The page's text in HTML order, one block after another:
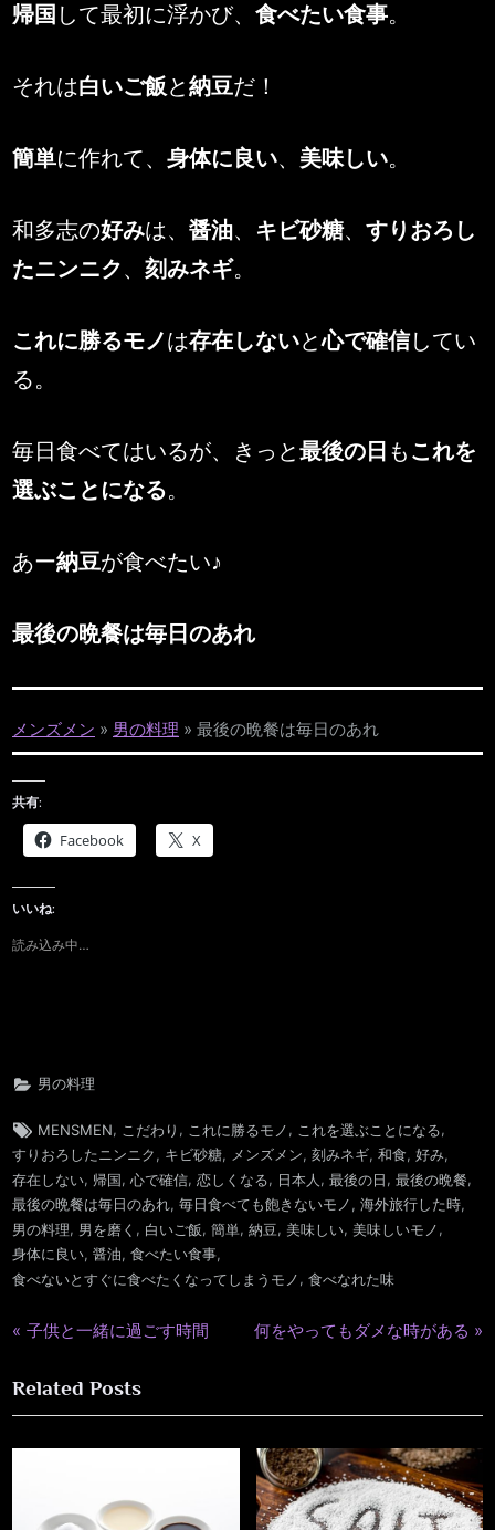
帰国 して最初に浮かび、 食べたい食事。
それは白いご飯と納豆だ！
簡単に作れて、 身体に良い、 美味しい。
和多志の好みは、 醤油、 キビ砂糖、 すりおろし
たニンニク、 刻みネギ。
これに勝るモノは存在しないと心で確信してい
る。
毎日食べてはいるが、きっと最後の日 も これを
選ぶことになる。
あー納豆が食べたい♪
最後の晩餐は毎日のあれ
メンズメン » 男の料理 » 最後の晩餐は毎日のあれ
共有:
Facebook X
いいね:
読み込み中…
男の料理
Tags:
MENSMEN, こだわり , これに勝るモノ , これを選ぶことになる,
すりおろしたニンニク , キビ砂糖, メンズメン, 刻みネギ, 和食, 好み,
存在しない, 帰国 , 心で確信, 恋しくなる, 日本人 , 最後の日 , 最後の晩餐,
最後の晩餐は毎日のあれ, 毎日食べても飽きないモノ , 海外旅行した時,
男の料理, 男を磨く , 白いご飯, 簡単, 納豆, 美味しい, 美味しいモノ ,
身体に良い, 醤油, 食べたい食事,
食べないとすぐに食べたくなってしまうモノ , 食べなれた味
投
稿
ナ
P
e
v
i
子供と一緒に過ごす時間
N
t
P
o
s
何をやってもダメな時がある
Related Posts